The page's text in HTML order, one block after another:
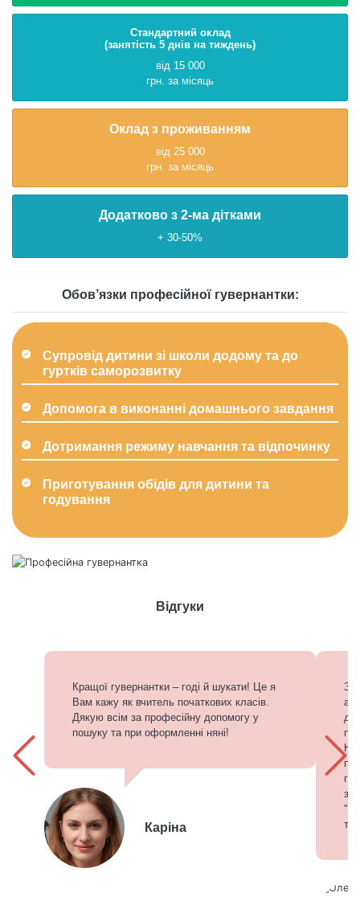
Стандартний оклад
(занятість 5 днів на тиждень)
від 15 000
грн. за місяць
Оклад з проживанням
від 25 000
грн. за місяць
Додатково з 2-ма дітками
+ 30-50%
Обов’язки професійної гувернантки:
Cупровід дитини зі школи додому та до
гуртків саморозвитку
Допомога в виконанні домашнього завдання
Дотримання режиму навчання та відпочинку
Приготування обідів для дитини та
годування
Відгуки
Кращої гувернантки – годі й шукати! Це я
Вам кажу як вчитель початкових класів.
Дякую всім за професійну допомогу у
пошуку та при оформленні няні!
Каріна
З